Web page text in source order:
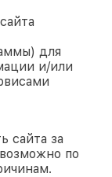
для
и/или
сайта за
по